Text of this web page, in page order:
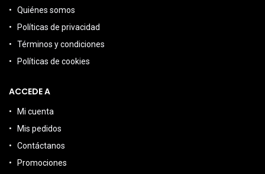
Quiénes somos
Políticas de privacidad
Términos y condiciones
Políticas de cookies
ACCEDE A
Mi cuenta
Mis pedidos
Contáctanos
Promociones